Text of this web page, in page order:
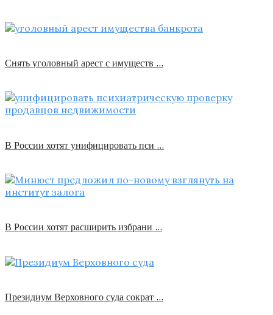
Снять уголовный арест с имуществ …
В России хотят унифицировать пси …
В России хотят расширить избрани …
Президиум Верховного суда сократ …